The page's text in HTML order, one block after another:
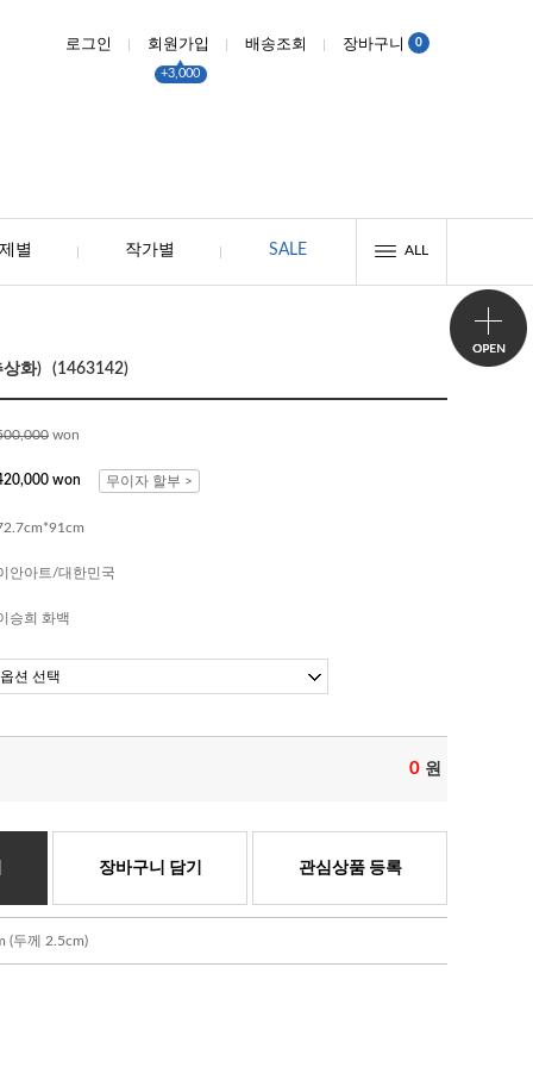
로그인 회원가입
+3,000
배송조회 장바구니 0
별 작가별 SALE ALL
상화) (1463142)
won
won 무이자 할부 >
안아트/대한민국
승희 화백
0 원
장바구니 담기 관심상품 등록
(두께 2.5cm)